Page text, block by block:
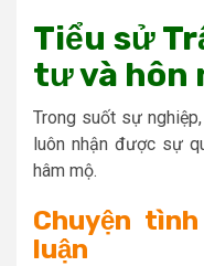
Tiểu sử
tư và hôn
Trong suốt sự nghiệp,
luôn nhận được sự
hâm mộ.
Chuyện
luận